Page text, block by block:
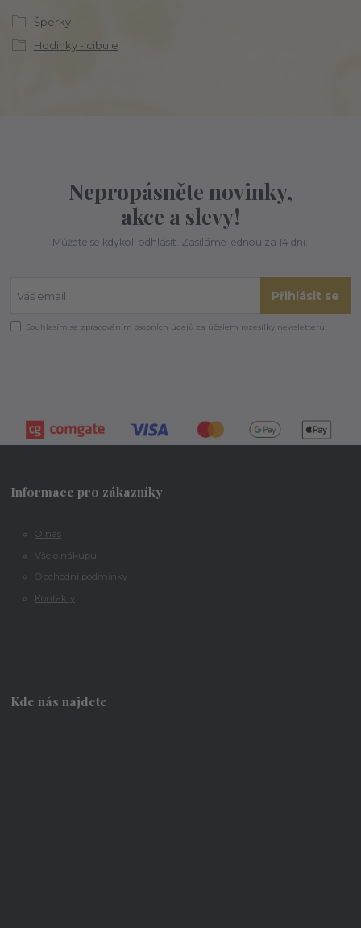
Šperky
Hodinky - cibule
Nepropásněte novinky,
akce a slevy!
Můžete se kdykoli odhlásit. Zasíláme jednou za 14 dní.
Přihlásit se
Souhlasím se zpracováním osobních údajů za účelem rozesílky newsletteru.
Informace pro zákazníky
O nás
Vše o nákupu
Obchodní podmínky
Kontakty
Kde nás najdete